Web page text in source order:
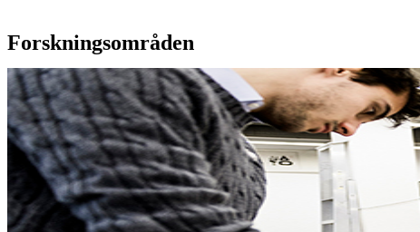
Forskningsområden